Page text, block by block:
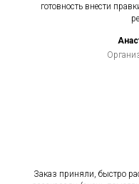
готовность внести
Заказ приняли, быстро